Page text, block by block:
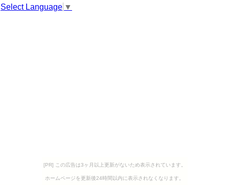
Select Language ▼
[PR] この広告は3ヶ月以上更新がないため表示されています。
ホームページを更新後24時間以内に表示されなくなります。